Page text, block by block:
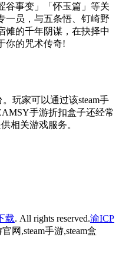
谷事变」「怀玉篇」等关
一员，与五条悟、钉崎野
傩的千年阴谋，在抉择中
你的咒术传奇!
玩家可以通过该steam手
手游折扣盒子还经常
相关游戏服务。
载. All rights reserved.渝ICP
网,steam手游,steam盒